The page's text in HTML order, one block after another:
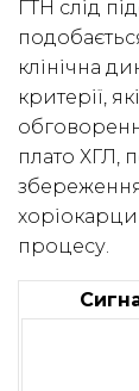
ГТН слід
клінічна
критерії,
плато ХГЛ,
збереження
процесу.